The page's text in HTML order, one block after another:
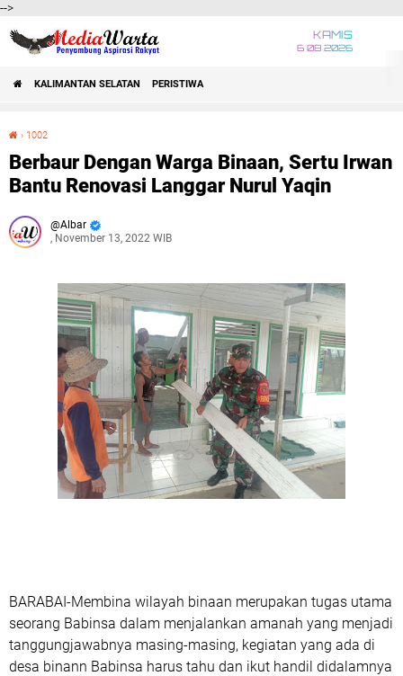
-->
KAMIS
6 08 2026
KALIMANTAN SELATAN PERISTIWA
› 1002
Berbaur Dengan Warga Binaan, Sertu Irwan
Bantu Renovasi Langgar Nurul Yaqin
Albar
, November 13, 2022 WIB
BARABAI-Membina wilayah binaan merupakan tugas utama
seorang Babinsa dalam menjalankan amanah yang menjadi
tanggungjawabnya masing-masing, kegiatan yang ada di
desa binann Babinsa harus tahu dan ikut handil didalamnya